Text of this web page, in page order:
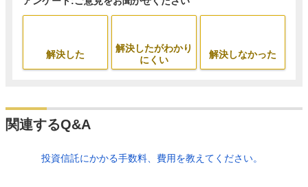
解決した
解決したがわかり
にくい
解決しなかった
関連するQ&A
投資信託にかかる手数料、費用を教えてください。